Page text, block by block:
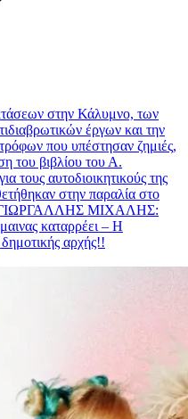
στην Κάλυμνο, των
έργων και την
που υπέστησαν ζημιές,
του βιβλίου του Α.
τους αυτοδιοικητικούς της
στην παραλία στο
ΜΙΧΑΛΗΣ:
καταρρέει – Η
αρχής!!